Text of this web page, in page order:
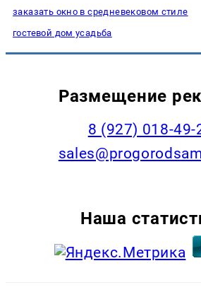
заказать окно в средневековом стиле
гостевой дом усадьба
Размещение
8 (927) 018-49-
Наша